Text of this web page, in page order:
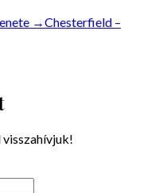
→Chesterfield –
visszahívjuk!